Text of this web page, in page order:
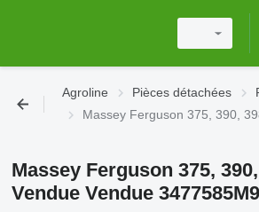
Agroline Pièces détachées
Massey Ferguson 375, 390,
Massey Ferguson 375,
Vendue Vendue